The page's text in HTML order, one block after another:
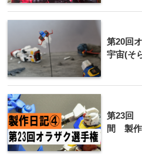
第20回
宇宙(そ
第23回
間 製